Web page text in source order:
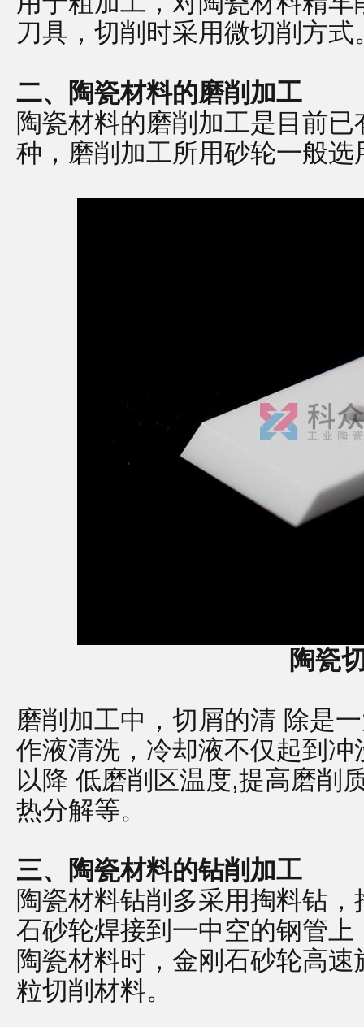
刀具，切削时采用微切削方式
二、陶瓷材料的磨削加工
陶瓷材料的磨削加工是目前
种，磨削加工所用砂轮一般选
陶瓷
磨削加工中，切屑的清 除是
作液清洗，冷却液不仅起到
以降 低磨削区温度,提高磨削
热分解等。
三、陶瓷材料的钻削加工
陶瓷材料钻削多采用掏料钻
石砂轮焊接到一中空的钢管
陶瓷材料时，金刚石砂轮高
粒切削材料。